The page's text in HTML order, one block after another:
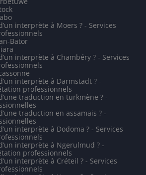
interprète à Moers ? - Services
Bator
interprète à Chambéry ? - Services
interprète à Darmstadt ? -
professionnels
traduction en turkmène ? -
traduction en assamais ? -
interprète à Dodoma ? - Services
interprète à Ngerulmud ? -
professionnels
interprète à Créteil ? - Services